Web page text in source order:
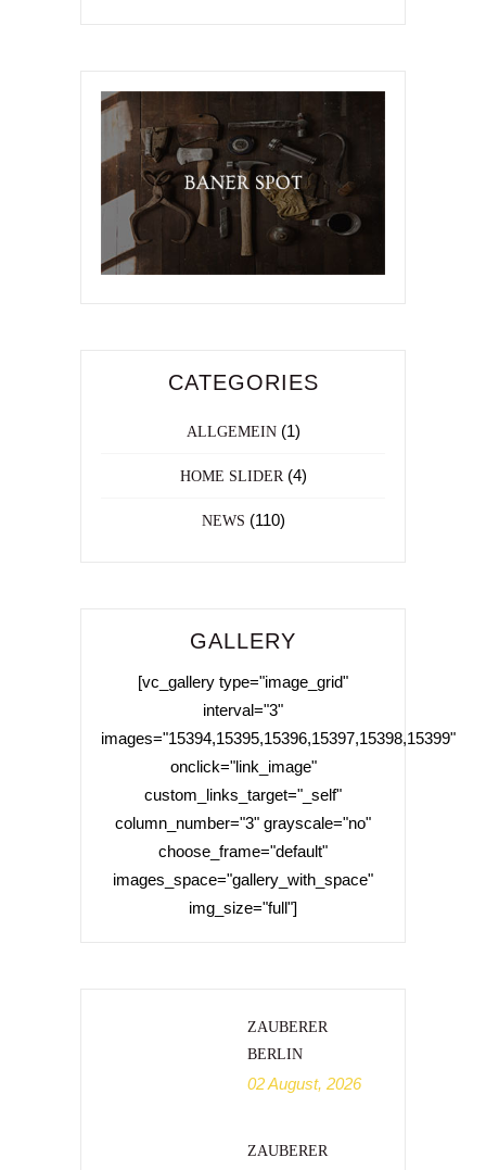
CATEGORIES
ALLGEMEIN(1)
HOME SLIDER (4)
NEWS (110)
GALLERY
[vc_gallery type="image_grid"
interval="3"
images="15394,15395,15396,15397,15398,15399"
onclick="link_image"
custom_links_target="_self"
column_number="3" grayscale="no"
choose_frame="default"
images_space="gallery_with_space"
img_size="full"]
ZAUBERER
BERLIN
02 August, 2026
ZAUBERER